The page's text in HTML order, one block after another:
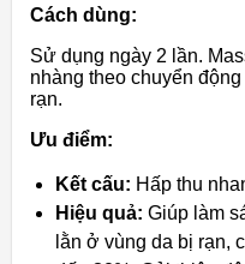
Cách dùng:
Sử dụng ngày 2 lần.
nhàng theo chuyển
rạn.
Ưu điểm:
Kết cấu: Hấp thu
Hiệu quả: Giúp làm
lằn ở vùng da bị rạn,